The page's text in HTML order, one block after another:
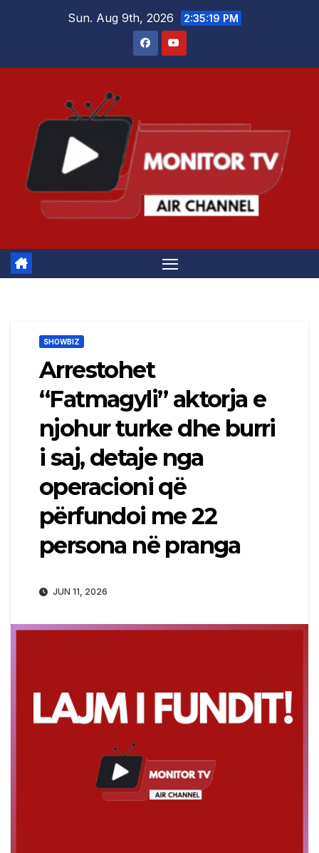
Sun. Aug 9th, 2026 2:35:19 PM
SHOWBIZ
Arrestohet
“Fatmagyli” aktorja e
njohur turke dhe burri
i saj, detaje nga
operacioni që
përfundoi me 22
persona në pranga
JUN 11, 2026